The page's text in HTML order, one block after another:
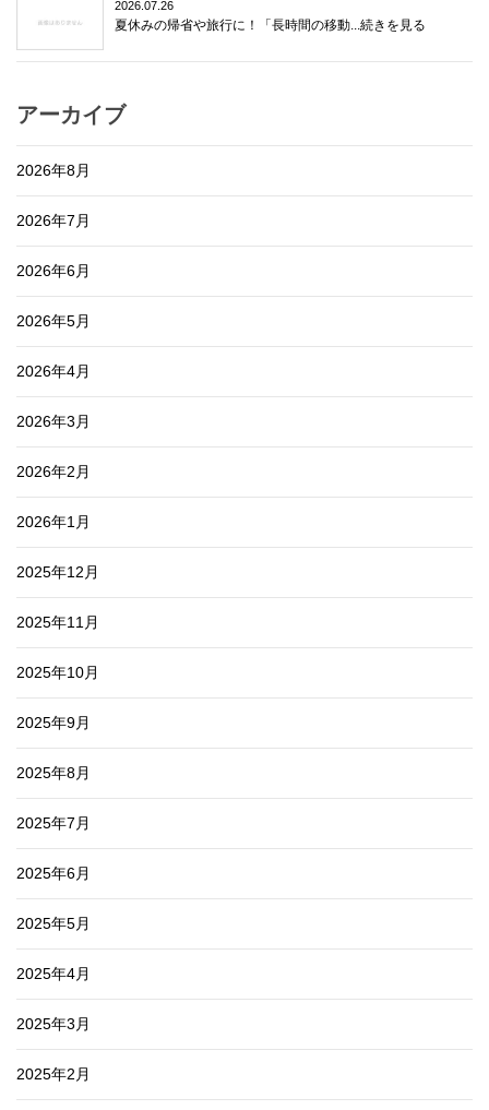
2026.07.26
夏休みの帰省や旅行に！「長時間の移動...続きを見る
アーカイブ
2026年8月
2026年7月
2026年6月
2026年5月
2026年4月
2026年3月
2026年2月
2026年1月
2025年12月
2025年11月
2025年10月
2025年9月
2025年8月
2025年7月
2025年6月
2025年5月
2025年4月
2025年3月
2025年2月